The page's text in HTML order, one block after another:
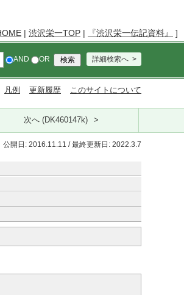
| 渋沢栄一TOP | 『渋沢栄一伝記資料』 ]
AND OR 詳細検索へ
凡例 更新履歴 このサイトについて
次へ (DK460147k)
公開日: 2016.11.11 / 最終更新日: 2022.3.7